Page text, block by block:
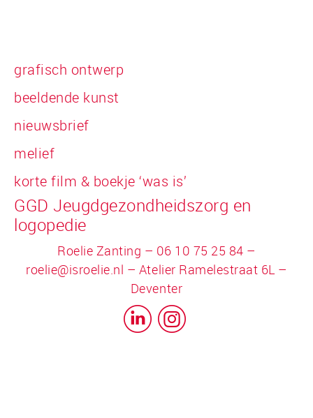
grafisch ontwerp
beeldende kunst
nieuwsbrief
melief
korte film & boekje ‘was is’
GGD Jeugdgezondheidszorg en
logopedie
Roelie Zanting – 06 10 75 25 84 –
roelie@isroelie.nl – Atelier Ramelestraat 6L –
Deventer